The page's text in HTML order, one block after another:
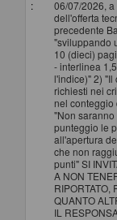
:
06/07/2026,
dell'offerta
precedente
"sviluppando
10 (dieci)
- interlinea
l'indice)" 2)
richiesti nei
nel
"Non
punteggio le
all'apertura
che non
punti" SI
A NON
RIPORTATO,
QUANTO
IL